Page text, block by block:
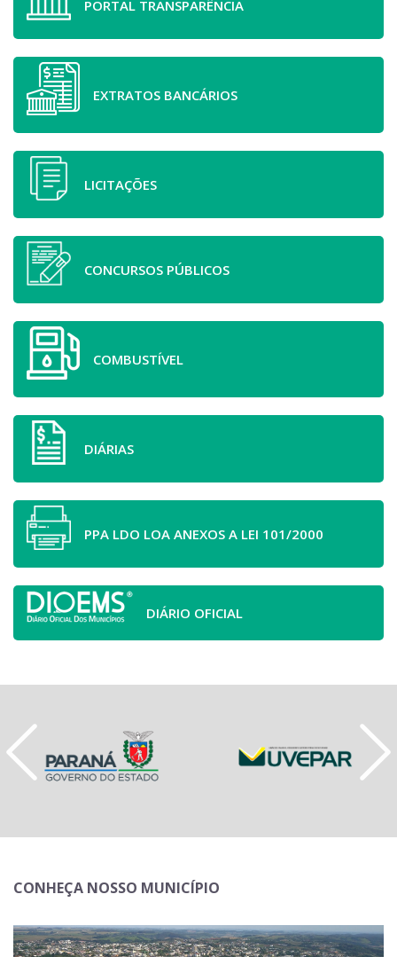
PORTAL TRANSPARÊNCIA
EXTRATOS BANCÁRIOS
LICITAÇÕES
CONCURSOS PÚBLICOS
COMBUSTÍVEL
DIÁRIAS
PPA LDO LOA ANEXOS A LEI 101/2000
DIÁRIO OFICIAL
CONHEÇA NOSSO MUNICÍPIO